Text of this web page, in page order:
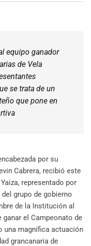
equipo ganador
de Vela
se trata de un
que pone en
por su
Cabrera, recibió este
representado por
grupo de gobierno
de la Institución al
ganar el Campeonato de
una magnífica actuación
grancanaria de